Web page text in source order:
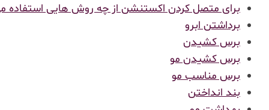
برای متصل کردن اکستنشن از چه روش هایی استفاده
برداشتن ابرو
برس کشیدن
برس کشیدن مو
برس مناسب مو
بند انداختن